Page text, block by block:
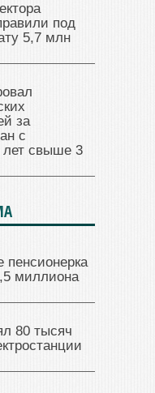
под
5,7 млн
за
с
свыше 3
пенсионерка
миллиона
80 тысяч